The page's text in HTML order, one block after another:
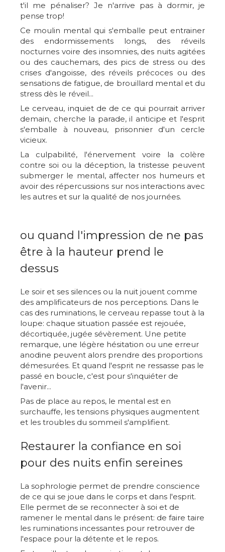
t'il me pénaliser? Je n'arrive pas à dormir, je
pense trop!
Ce moulin mental qui s'emballe peut entrainer
des endormissements longs, des réveils
nocturnes voire des insomnies, des nuits agitées
ou des cauchemars, des pics de stress ou des
crises d'angoisse, des réveils précoces ou des
sensations de fatigue, de brouillard mental et du
stress dès le réveil...
Le cerveau, inquiet de de ce qui pourrait arriver
demain, cherche la parade, il anticipe et l'esprit
s'emballe à nouveau, prisonnier d'un cercle
vicieux.
La culpabilité, l'énervement voire la colère
contre soi ou la déception, la tristesse peuvent
submerger le mental, affecter nos humeurs et
avoir des répercussions sur nos interactions avec
les autres et sur la qualité de nos journées.
ou quand l'impression de ne pas
être à la hauteur prend le
dessus
Le soir et ses silences ou la nuit jouent comme
des amplificateurs de nos perceptions. Dans le
cas des ruminations, le cerveau repasse tout à la
loupe: chaque situation passée est rejouée,
décortiquée, jugée sévèrement. Une petite
remarque, une légère hésitation ou une erreur
anodine peuvent alors prendre des proportions
démesurées. Et quand l'esprit ne ressasse pas le
passé en boucle, c'est pour s'inquiéter de
l'avenir...
Pas de place au repos, le mental est en
surchauffe, les tensions physiques augmentent
et les troubles du sommeil s'amplifient.
Restaurer la confiance en soi
pour des nuits enfin sereines
La sophrologie permet de prendre conscience
de ce qui se joue dans le corps et dans l'esprit.
Elle permet de se reconnecter à soi et de
ramener le mental dans le présent: de faire taire
les ruminations incessantes pour retrouver de
l'espace pour la détente et le repos.